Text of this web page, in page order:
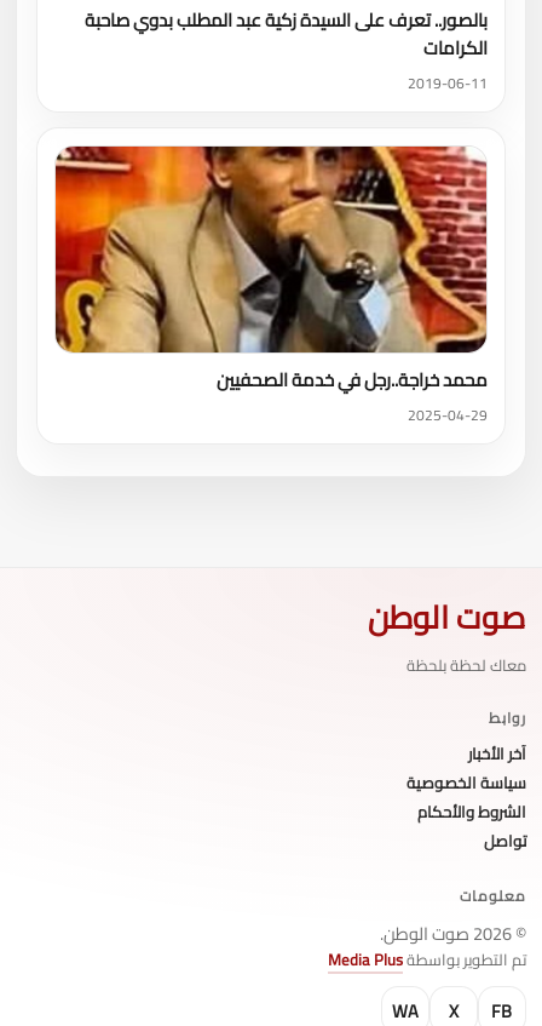
بالصور.. تعرف على السيدة زكية عبد المطلب بدوي صاحبة
الكرامات
2019-06-11
محمد خراجة..رجل في خدمة الصحفيين
2025-04-29
صوت الوطن
معاك لحظة بلحظة
روابط
آخر الأخبار
سياسة الخصوصية
الشروط والأحكام
تواصل
معلومات
© 2026 صوت الوطن.
تم التطوير بواسطةMedia Plus
FB
X
WA